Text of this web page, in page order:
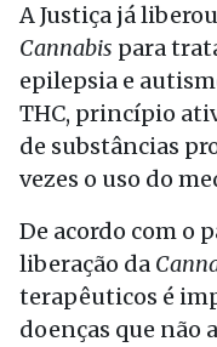
A Justiça já
Cannabis para
epilepsia e
THC, princípio
de substâncias
vezes o uso do
De acordo com o
liberação da
terapêuticos é
doenças que não